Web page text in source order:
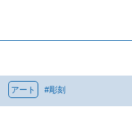
アート #彫刻